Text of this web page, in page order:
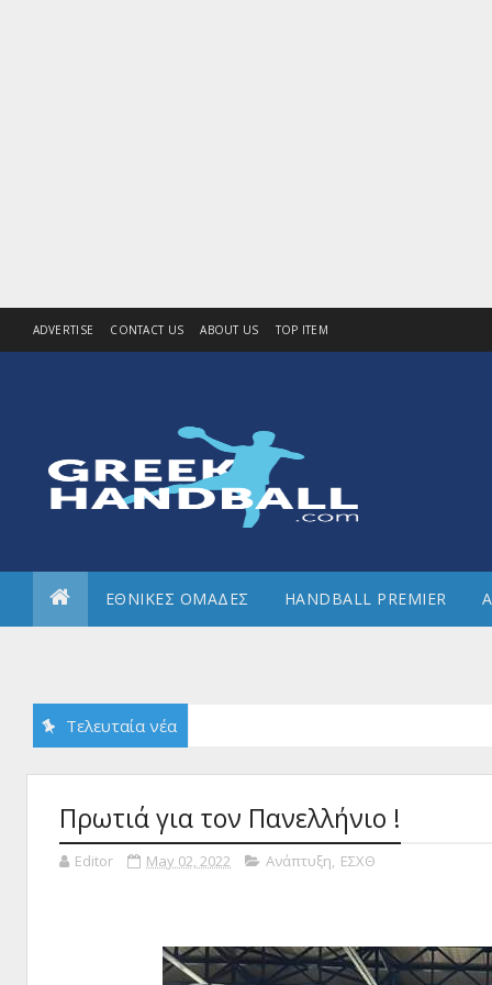
ADVERTISE CONTACT US ABOUT US TOP ITEM
ΕΘΝΙΚΕΣ ΟΜΑΔΕΣ HANDBALL PREMIER
Τελευταία νέα
Πρωτιά για τον Πανελλήνιο !
Editor May 02, 2022 Ανάπτυξη, ΕΣΧΘ